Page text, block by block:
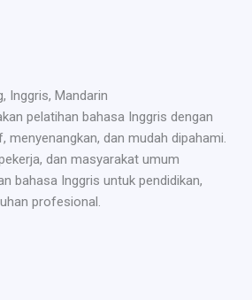
pelatihan bahasa Inggris dengan
menyenangkan, dan mudah dipahami.
dan masyarakat umum
bahasa Inggris untuk pendidikan,
profesional.